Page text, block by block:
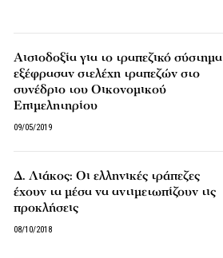
Αισιοδοξία για το τραπεζικό σύστημα
εξέφρασαν στελέχη τραπεζών στο
συνέδριο του Οικονομικού
Επιμελητηρίου
09/05/2019
Δ. Λιάκος: Οι ελληνικές τράπεζες
έχουν τα μέσα να αντιμετωπίζουν τις
προκλήσεις
08/10/2018